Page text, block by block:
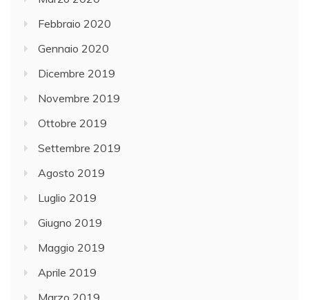
Febbraio 2020
Gennaio 2020
Dicembre 2019
Novembre 2019
Ottobre 2019
Settembre 2019
Agosto 2019
Luglio 2019
Giugno 2019
Maggio 2019
Aprile 2019
Marzo 2019